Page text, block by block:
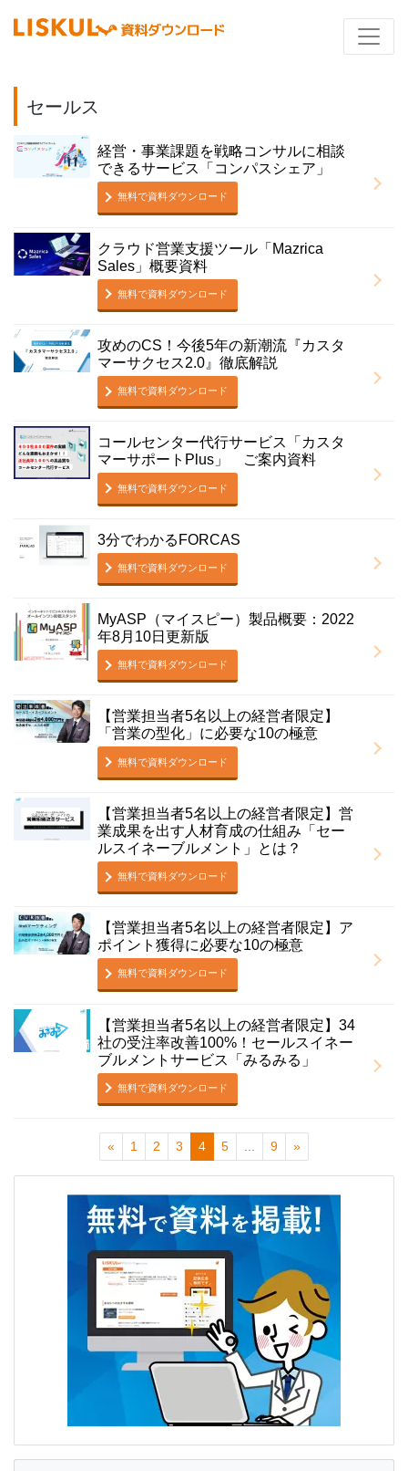
セールス
経営・事業課題を戦略コンサルに相談
できるサービス「コンパスシェア」
無料で資料ダウンロード
クラウド営業支援ツール「Mazrica
Sales」概要資料
無料で資料ダウンロード
攻めのCS！今後5年の新潮流『カスタ
マーサクセス2.0』徹底解説
無料で資料ダウンロード
コールセンター代行サービス「カスタ
マーサポートPlus」 ご案内資料
無料で資料ダウンロード
3分でわかるFORCAS
無料で資料ダウンロード
MyASP（マイスピー）製品概要：2022
年8月10日更新版
無料で資料ダウンロード
【営業担当者5名以上の経営者限定】
「営業の型化」に必要な10の極意
無料で資料ダウンロード
【営業担当者5名以上の経営者限定】営
業成果を出す人材育成の仕組み「セー
ルスイネーブルメント」とは？
無料で資料ダウンロード
【営業担当者5名以上の経営者限定】ア
ポイント獲得に必要な10の極意
無料で資料ダウンロード
【営業担当者5名以上の経営者限定】34
社の受注率改善100%！セールスイネー
ブルメントサービス「みるみる」
無料で資料ダウンロード
« 1 2 3 4 5 9 »